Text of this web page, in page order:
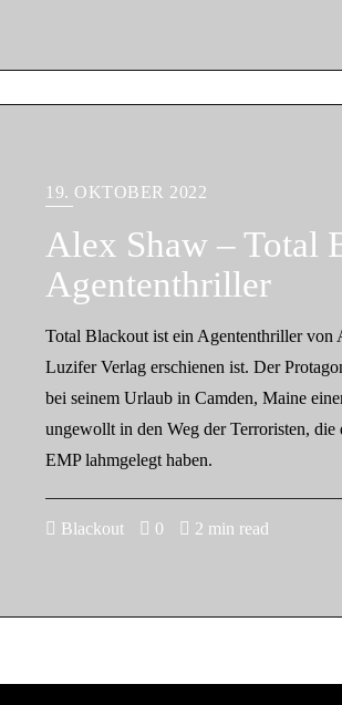
19. OKTOBER 2022
Alex Shaw – Total
Agententhriller
Total Blackout ist ein Agententhriller von
Luzifer Verlag erschienen ist. Der
bei seinem Urlaub in Camden, Maine
ungewollt in den Weg der Terroristen,
EMP lahmgelegt haben.
Blackout 0 2 min read